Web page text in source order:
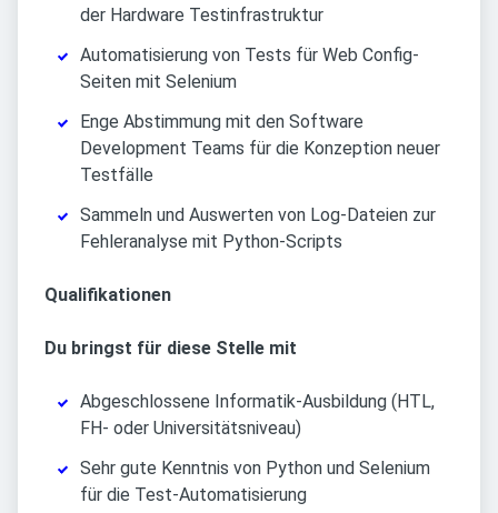
der Hardware Testinfrastruktur
Automatisierung von Tests für Web Config-
Seiten mit Selenium
Enge Abstimmung mit den Software
Development Teams für die Konzeption neuer
Testfälle
Sammeln und Auswerten von Log-Dateien zur
Fehleranalyse mit Python-Scripts
Qualifikationen
Du bringst für diese Stelle mit
Abgeschlossene Informatik-Ausbildung (HTL,
FH- oder Universitätsniveau)
Sehr gute Kenntnis von Python und Selenium
für die Test-Automatisierung